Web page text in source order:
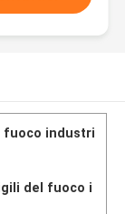
fuoco industri
del fuoco i